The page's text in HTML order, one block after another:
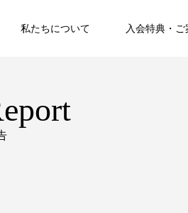
私たちについて 入会特典・ご